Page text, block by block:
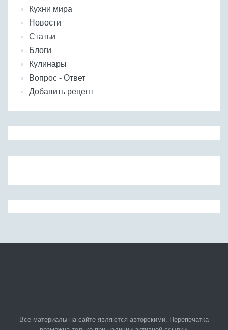
Кухни мира
Новости
Статьи
Блоги
Кулинары
Вопрос - Ответ
Добавить рецепт
Все материалы на сайте являются авторскими. Перепечатка